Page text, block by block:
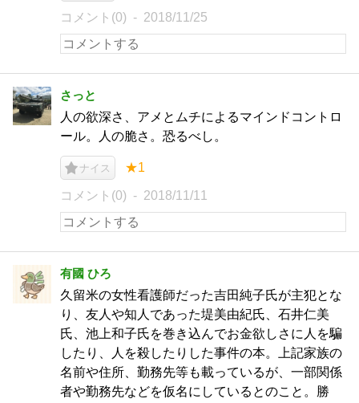
コメント(0) 2018/11/25
さっと
人の欲深さ、アメとムチによるマインドコントロ
ール。人の脆さ。恐るべし。
ナイス ★1
コメント(0) 2018/11/11
有國 ひろ
久留米の女性看護師だった吉田純子氏が主犯とな
り、友人や知人であった堤美由紀氏、石井仁美
氏、池上和子氏を巻き込んでお金欲しさに人を騙
したり、人を殺したりした事件の本。上記家族の
名前や住所、勤務先等も載っているが、一部関係
者や勤務先などを仮名にしているとのこと。勝